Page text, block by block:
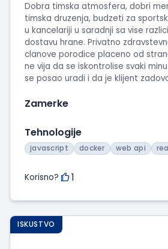
Dobra timska atmosfera, dobri
timska druzenja, budzeti za
u kancelariji u saradnji sa vise
dostavu hrane. Privatno
clanove porodice placeno od
ne vija da se iskontrolise svaki
se posao uradi i da je klijent
Zamerke
Tehnologije
javascript docker web api
Korisno? 1
ISKUSTVO